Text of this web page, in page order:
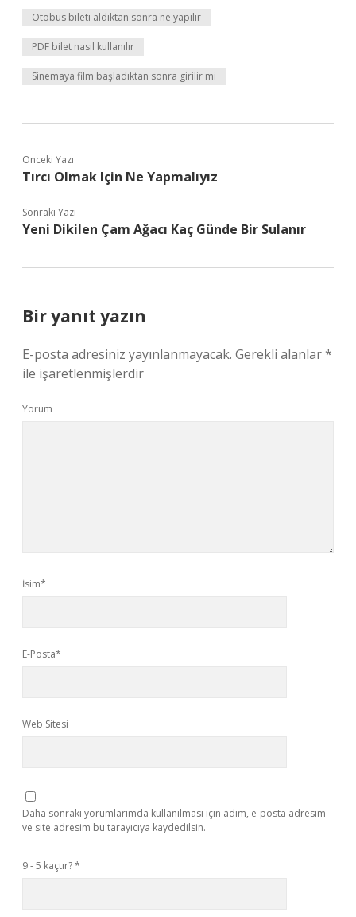
Otobüs bileti aldıktan sonra ne yapılır
PDF bilet nasıl kullanılır
Sinemaya film başladıktan sonra girilir mi
Önceki Yazı
Tırcı Olmak Için Ne Yapmalıyız
Sonraki Yazı
Yeni Dikilen Çam Ağacı Kaç Günde Bir Sulanır
Bir yanıt yazın
E-posta adresiniz yayınlanmayacak. Gerekli alanlar*
ile işaretlenmişlerdir
Yorum
İsim*
E-Posta*
Web Sitesi
Daha sonraki yorumlarımda kullanılması için adım, e-posta adresim
ve site adresim bu tarayıcıya kaydedilsin.
9 - 5 kaçtır?*